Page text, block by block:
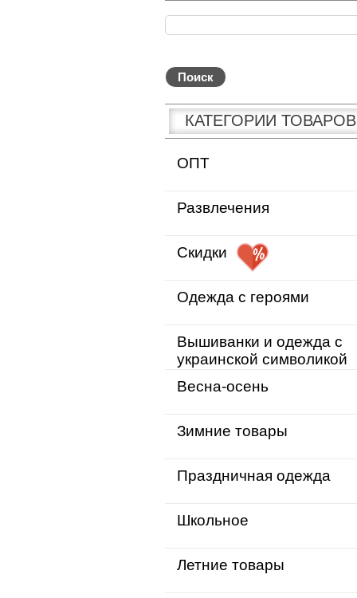
КАТЕГОРИИ
ОПТ
Развлечения
Скидки
Одежда с героями
Вышиванки и одежда с
украинской символикой
Весна-осень
Зимние товары
Праздничная одежда
Школьное
Летние товары